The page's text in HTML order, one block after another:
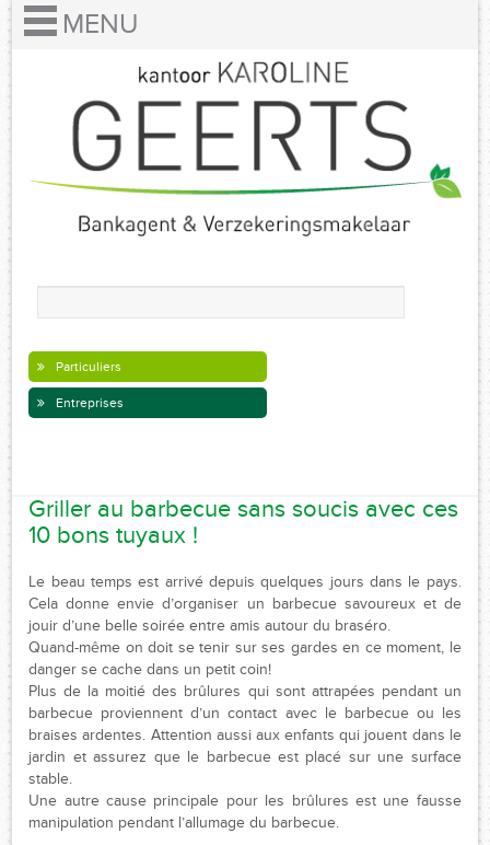
Particuliers
Entreprises
Griller au barbecue sans soucis avec ces
10 bons tuyaux !
Le beau temps est arrivé depuis quelques jours dans le pays.
Cela donne envie d’organiser un barbecue savoureux et de
jouir d’une belle soirée entre amis autour du braséro.
Quand-même on doit se tenir sur ses gardes en ce moment, le
danger se cache dans un petit coin!
Plus de la moitié des brûlures qui sont attrapées pendant un
barbecue proviennent d’un contact avec le barbecue ou les
braises ardentes. Attention aussi aux enfants qui jouent dans le
jardin et assurez que le barbecue est placé sur une surface
stable.
Une autre cause principale pour les brûlures est une fausse
manipulation pendant l’allumage du barbecue.